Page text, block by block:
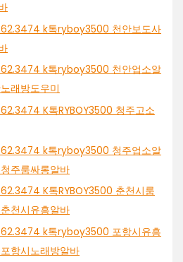
k톡ryboy3500 천안보도사
k톡ryboy3500 천안업소알
래방도우미
K톡RYBOY3500 청주고소
k톡ryboy3500 청주업소알
주룸싸롱알바
K톡RYBOY3500 춘천시룸
천시유흥알바
k톡ryboy3500 포항시유흥
항시노래방알바